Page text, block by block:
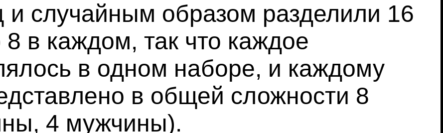
и случайным образом разделили 16
в каждом, так что каждое
в одном наборе, и каждому
в общей сложности 8
4 мужчины).